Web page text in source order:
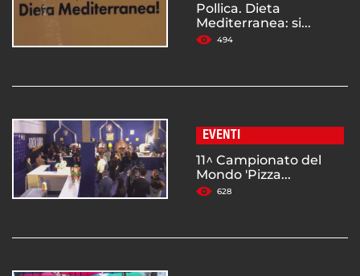
Pollica. Dieta
Mediterranea: si...
494
EVENTI
11^ Campionato del
Mondo 'Pizza...
628